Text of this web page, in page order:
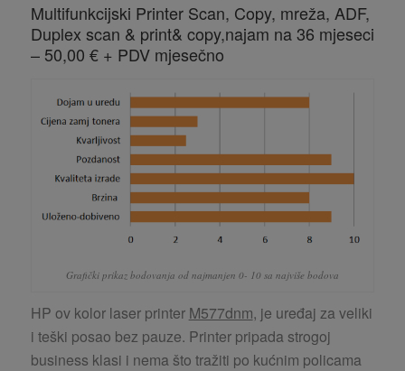
Multifunkcijski Printer Scan, Copy, mreža, ADF,
Duplex scan & print& copy,najam na 36 mjeseci
– 50,00 € + PDV mjesečno
Grafički prikaz bodovanja od najmanjen 0- 10 sa najviše bodova
HP ov kolor laser printer M577dnm, je uređaj za veliki
i teški posao bez pauze. Printer pripada strogoj
business klasi i nema što tražiti po kućnim policama